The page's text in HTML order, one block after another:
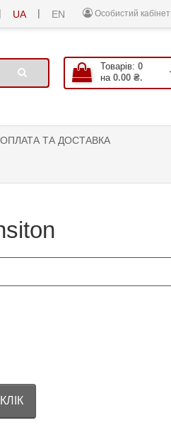
Особистий кабінет
| UA | EN
Товарів: 0
на 0.00 ₴.
ОПЛАТА ТА ДОСТАВКА